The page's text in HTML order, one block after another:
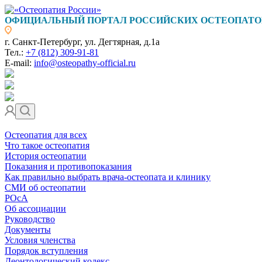
ОФИЦИАЛЬНЫЙ ПОРТАЛ РОССИЙСКИХ
г. Санкт-Петербург, ул. Дегтярная, д.1а
Тел.: +7 (812) 309-91-81
E-mail: info@osteopathy-official.ru
Остеопатия для всех
Что такое остеопатия
История остеопатии
Показания и противопоказания
Как правильно выбрать врача-остеопата и клинику
СМИ об остеопатии
РОсА
Об ассоциации
Руководство
Документы
Условия членства
Порядок вступления